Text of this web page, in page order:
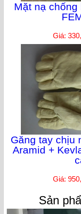
Mặt nạ chống
Giá:
Găng tay chịu
Aramid +
Giá:
Sản